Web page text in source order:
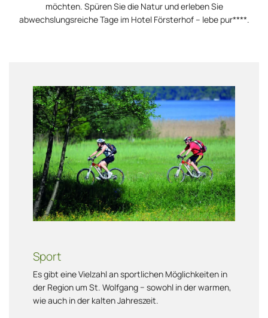
möchten. Spüren Sie die Natur und erleben Sie
abwechslungsreiche Tage im Hotel Försterhof – lebe pur****.
Sport
Es gibt eine Vielzahl an sportlichen Möglichkeiten in
der Region um St. Wolfgang − sowohl in der warmen,
wie auch in der kalten Jahreszeit.